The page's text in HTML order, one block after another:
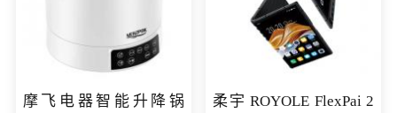
摩飞电器智能升降锅
柔宇 ROYOLE FlexPai 2